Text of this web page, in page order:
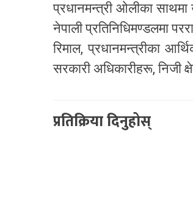
प्रधानमन्त्री ओलीका
नेपाली प्रतिनिधिमण्डलमा
रिमाल, प्रधानमन्त्रीका
सरकारी अधिकारीहरू, निजी
प्रतिक्रिया दिनुहोस्